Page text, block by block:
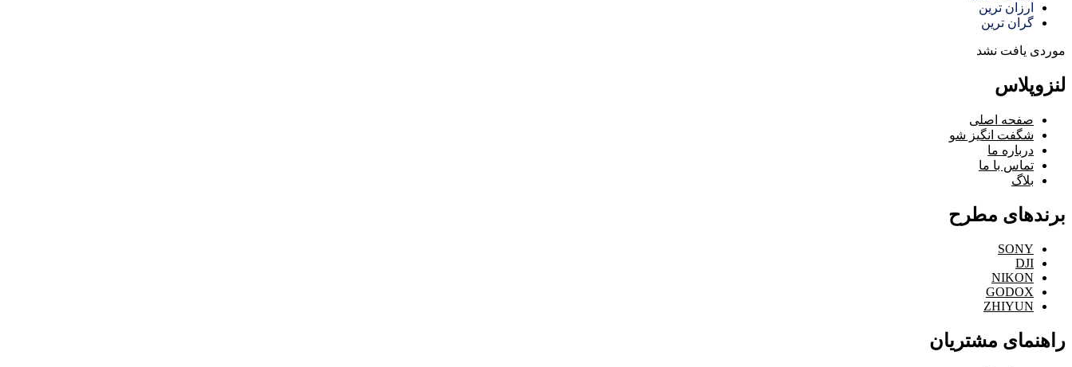
ارزان ترین
گران ترین
موردی یافت نشد
لنزوپلاس
صفحه اصلی
شگفت انگیز شو
درباره ما
تماس با ما
بلاگ
برندهای مطرح
SONY
DJI
NIKON
GODOX
ZHIYUN
راهنمای مشتریان